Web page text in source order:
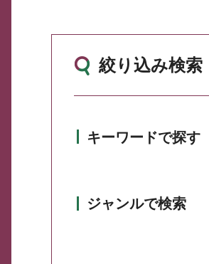
絞り込み検索
キーワードで探す
ジャンルで検索